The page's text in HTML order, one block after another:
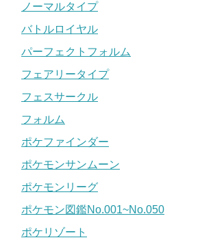
ノーマルタイプ
バトルロイヤル
パーフェクトフォルム
フェアリータイプ
フェスサークル
フォルム
ポケファインダー
ポケモンサンムーン
ポケモンリーグ
ポケモン図鑑No.001~No.050
ポケリゾート